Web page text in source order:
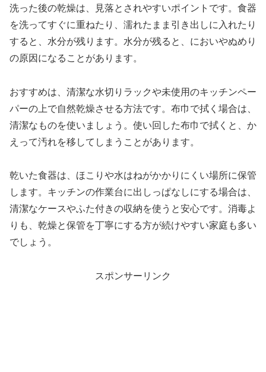
洗った後の乾燥は、見落とされやすいポイントです。食器
を洗ってすぐに重ねたり、濡れたまま引き出しに入れたり
すると、水分が残ります。水分が残ると、においやぬめり
の原因になることがあります。
おすすめは、清潔な水切りラックや未使用のキッチンペー
パーの上で自然乾燥させる方法です。布巾で拭く場合は、
清潔なものを使いましょう。使い回した布巾で拭くと、か
えって汚れを移してしまうことがあります。
乾いた食器は、ほこりや水はねがかかりにくい場所に保管
します。キッチンの作業台に出しっぱなしにする場合は、
清潔なケースやふた付きの収納を使うと安心です。消毒よ
りも、乾燥と保管を丁寧にする方が続けやすい家庭も多い
でしょう。
スポンサーリンク